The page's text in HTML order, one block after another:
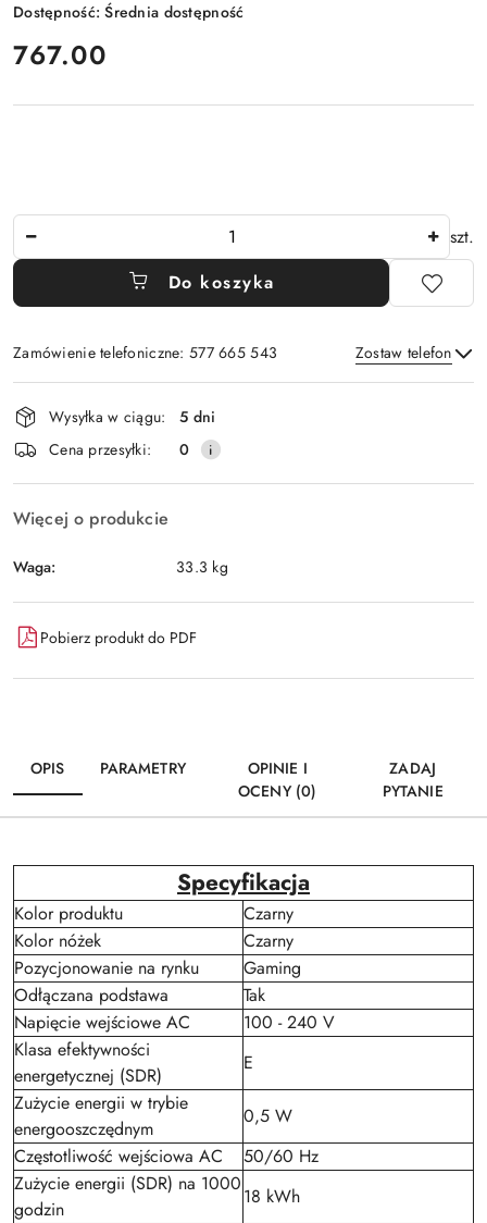
Dostępność:Średnia dostępność
cena:
767.00
szt.
Do koszyka
Zamówienie telefoniczne: 577 665 543 Zostaw telefon
Wyślij
Dostępność
i
dostawa
Wysyłka w ciągu:
5 dni
Cena przesyłki:
0
Więcej o produkcie
Waga: 33.3 kg
Pobierz produkt do PDF
OPIS PARAMETRY
OPINIE I
OCENY (0)
ZADAJ
PYTANIE
Specyfikacja
Kolor produktu
Czarny
Kolor nóżek
Czarny
Pozycjonowanie na rynku
Gaming
Odłączana podstawa
Tak
Napięcie wejściowe AC
100 - 240 V
Klasa efektywności
energetycznej (SDR)
E
Zużycie energii w trybie
energooszczędnym
0,5 W
Częstotliwość wejściowa AC
50/60 Hz
Zużycie energii (SDR) na 1000
godzin
18 kWh